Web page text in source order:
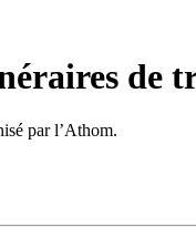
de
par l’Athom.